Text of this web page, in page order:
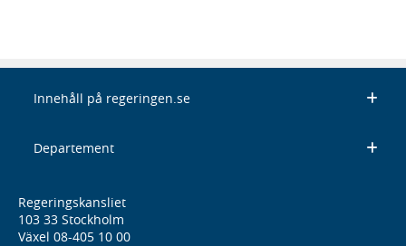
Innehåll på regeringen.se
Departement
Regeringskansliet
103 33 Stockholm
Växel 08-405 10 00